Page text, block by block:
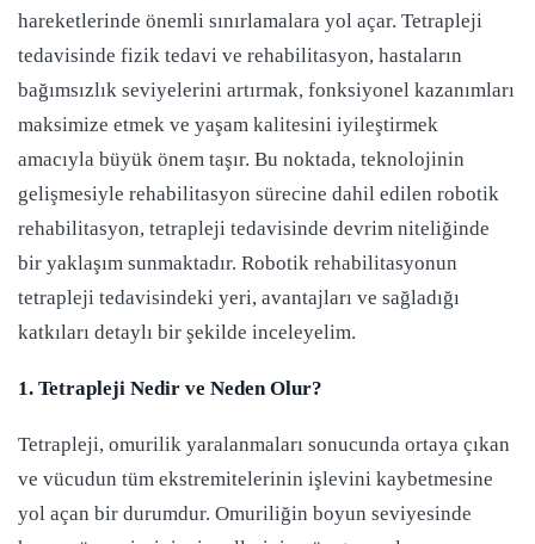
hareketlerinde önemli sınırlamalara yol açar. Tetrapleji
tedavisinde fizik tedavi ve rehabilitasyon, hastaların
bağımsızlık seviyelerini artırmak, fonksiyonel kazanımları
maksimize etmek ve yaşam kalitesini iyileştirmek
amacıyla büyük önem taşır. Bu noktada, teknolojinin
gelişmesiyle rehabilitasyon sürecine dahil edilen robotik
rehabilitasyon, tetrapleji tedavisinde devrim niteliğinde
bir yaklaşım sunmaktadır. Robotik rehabilitasyonun
tetrapleji tedavisindeki yeri, avantajları ve sağladığı
katkıları detaylı bir şekilde inceleyelim.
1. Tetrapleji Nedir ve Neden Olur?
Tetrapleji, omurilik yaralanmaları sonucunda ortaya çıkan
ve vücudun tüm ekstremitelerinin işlevini kaybetmesine
yol açan bir durumdur. Omuriliğin boyun seviyesinde